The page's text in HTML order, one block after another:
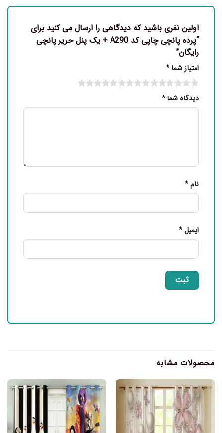
اولین نفری باشید که دیدگاهی را ارسال می کنید برای
“پرده پانچی چاپی کد A290 + یک پنل حریر پانچی
رایگان”
امتیاز شما *
دیدگاه شما *
نام*
ایمیل*
محصولات مشابه